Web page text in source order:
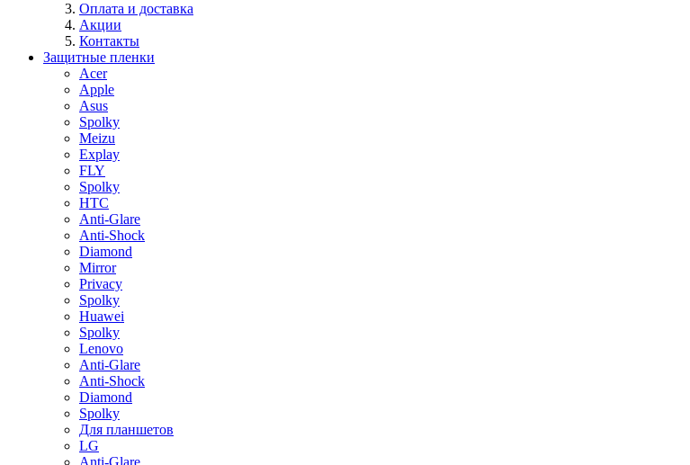
Оплата и доставка
Акции
Контакты
Защитные пленки
Acer
Apple
Asus
Spolky
Meizu
Explay
FLY
Spolky
HTC
Anti-Glare
Anti-Shock
Diamond
Mirror
Privacy
Spolky
Huawei
Spolky
Lenovo
Anti-Glare
Anti-Shock
Diamond
Spolky
Для планшетов
LG